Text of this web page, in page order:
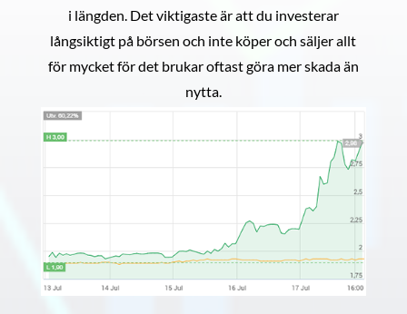
i längden. Det viktigaste är att du investerar
långsiktigt på börsen och inte köper och säljer allt
för mycket för det brukar oftast göra mer skada än
nytta.